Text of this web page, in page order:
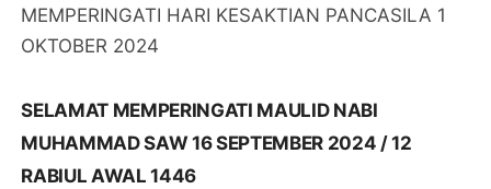
MEMPERINGATI HARI KESAKTIAN PANCASILA 1
OKTOBER 2024
SELAMAT MEMPERINGATI MAULID NABI
MUHAMMAD SAW 16 SEPTEMBER 2024 / 12
RABIUL AWAL 1446